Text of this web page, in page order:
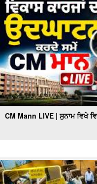
CM Mann LIVE | ਸੁਨਾਮ ਵਿਖੇ